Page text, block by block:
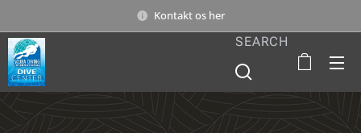
Kontakt os her
SEARCH